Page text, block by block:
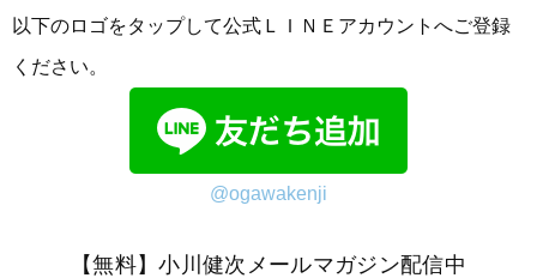
以下のロゴをタップして公式ＬＩＮＥアカウントへご登録
ください。
@ogawakenji
【無料】小川健次メールマガジン配信中